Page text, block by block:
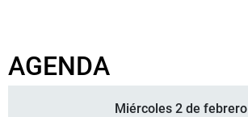
AGENDA
Miércoles 2 de febrero